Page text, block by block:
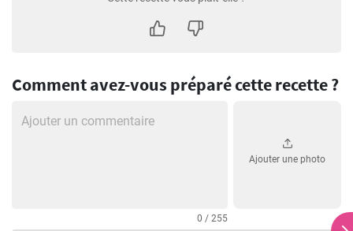
Comment avez-vous préparé cette recette ?
0 / 255
Ajouter une photo